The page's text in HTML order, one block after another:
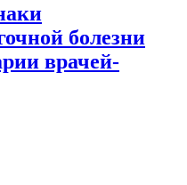
болезни
врачей-